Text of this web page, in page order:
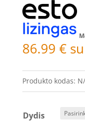
86.99 €
Produkto kodas:
Dydis